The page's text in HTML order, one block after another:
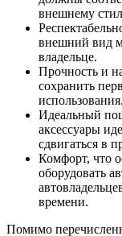
внешнему
внешний вид
владельце.
Прочность и
сохранить
использования.
Идеальный
аксессуары
сдвигаться в
Комфорт, что
оборудовать
времени.
Помимо